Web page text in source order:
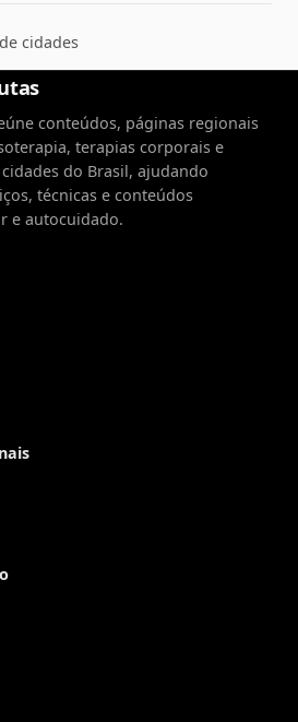
cidades
conteúdos, páginas regionais
terapias corporais e
do Brasil, ajudando
técnicas e conteúdos
e autocuidado.